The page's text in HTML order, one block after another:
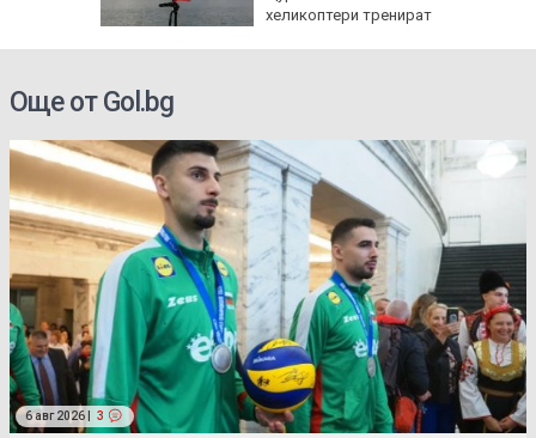
хеликоптери тренират
Още от Gol.bg
6 авг 2026 | 3